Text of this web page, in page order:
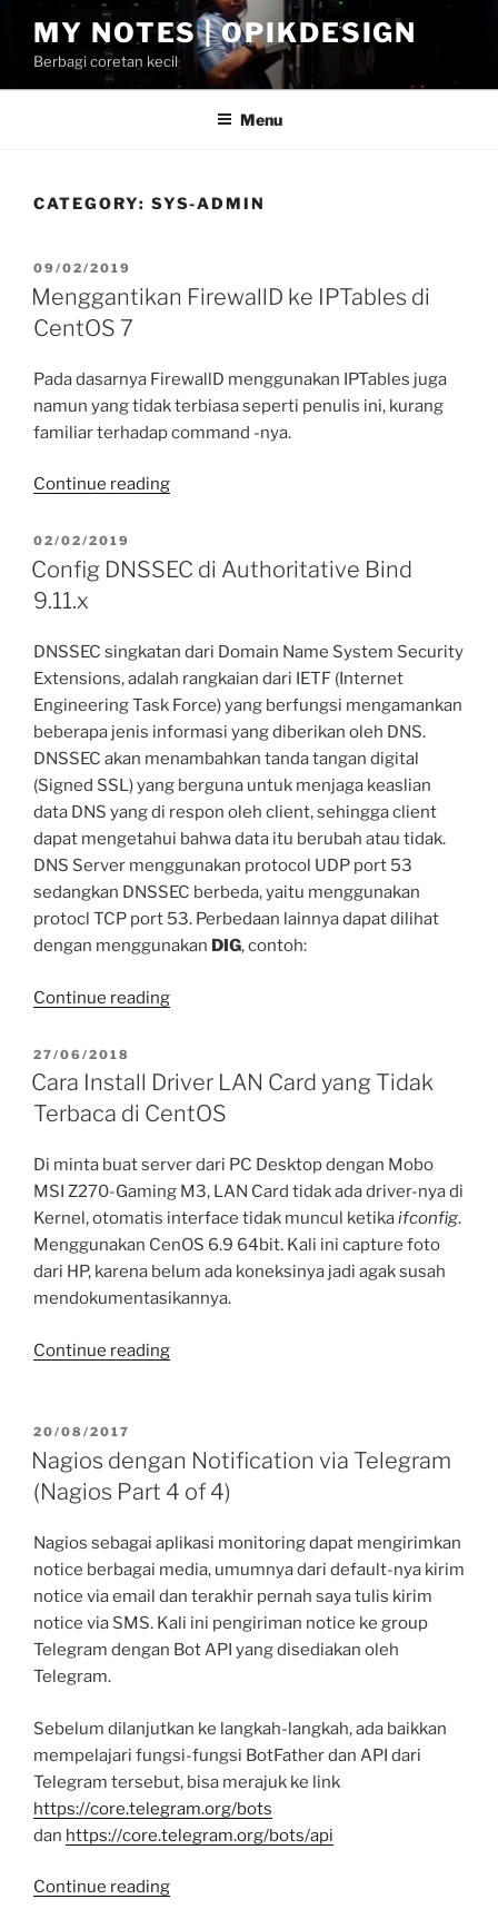
content
MY NOTES | OPIKDESIGN
Berbagi coretan kecil
Menu
CATEGORY: SYS-ADMIN
POSTED
ON
09/02/2019
Menggantikan FirewallD ke IPTables di
CentOS 7
Pada dasarnya FirewallD menggunakan IPTables juga
namun yang tidak terbiasa seperti penulis ini, kurang
familiar terhadap command -nya.
Continue reading“Menggantikan
IPTables
POSTED
ON
02/02/2019
Config DNSSEC di Authoritative Bind
9.11.x
DNSSEC singkatan dari Domain Name System Security
Extensions, adalah rangkaian dari IETF (Internet
Engineering Task Force) yang berfungsi mengamankan
beberapa jenis informasi yang diberikan oleh DNS.
DNSSEC akan menambahkan tanda tangan digital
(Signed SSL) yang berguna untuk menjaga keaslian
data DNS yang di respon oleh client, sehingga client
dapat mengetahui bahwa data itu berubah atau tidak.
DNS Server menggunakan protocol UDP port 53
sedangkan DNSSEC berbeda, yaitu menggunakan
protocl TCP port 53. Perbedaan lainnya dapat dilihat
dengan menggunakan DIG, contoh:
Continue reading“Config
Authoritative
Bind
POSTED
ON
27/06/2018
Cara Install Driver LAN Card yang Tidak
Terbaca di CentOS
Di minta buat server dari PC Desktop dengan Mobo
MSI Z270-Gaming M3, LAN Card tidak ada driver-nya di
Kernel, otomatis interface tidak muncul ketikaifconfig.
Menggunakan CenOS 6.9 64bit. Kali ini capture foto
dari HP, karena belum ada koneksinya jadi agak susah
mendokumentasikannya.
Continue reading“Cara
Card
yang
Terbaca
di
CentOS”
POSTED
ON
20/08/2017
Nagios dengan Notification via Telegram
(Nagios Part 4 of 4)
Nagios sebagai aplikasi monitoring dapat mengirimkan
notice berbagai media, umumnya dari default-nya kirim
notice via email dan terakhir pernah saya tulis kirim
notice via SMS. Kali ini pengiriman notice ke group
Telegram dengan Bot API yang disediakan oleh
Telegram.
Sebelum dilanjutkan ke langkah-langkah, ada baikkan
mempelajari fungsi-fungsi BotFather dan API dari
Telegram tersebut, bisa merajuk ke link
https://core.telegram.org/bots
dan https://core.telegram.org/bots/api
Continue reading“Nagios